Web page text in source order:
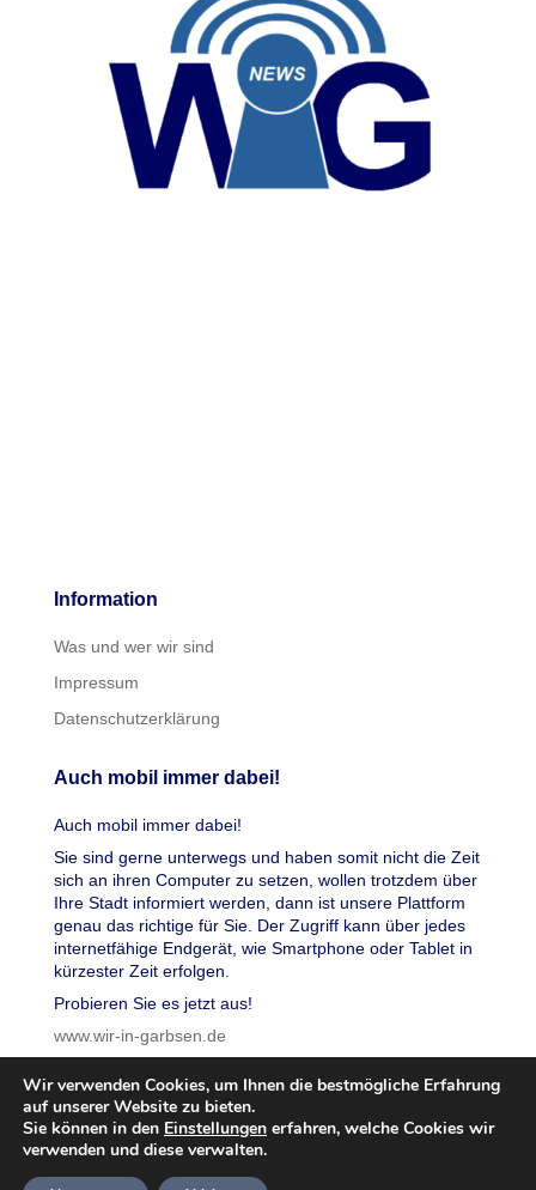
Information
Was und wer wir sind
Impressum
Datenschutzerklärung
Auch mobil immer dabei!
Auch mobil immer dabei!
Sie sind gerne unterwegs und haben somit nicht die Zeit
sich an ihren Computer zu setzen, wollen trotzdem über
Ihre Stadt informiert werden, dann ist unsere Plattform
genau das richtige für Sie. Der Zugriff kann über jedes
internetfähige Endgerät, wie Smartphone oder Tablet in
kürzester Zeit erfolgen.
Probieren Sie es jetzt aus!
www.wir-in-garbsen.de
© 2026 wir in garbsen, Inc. Alle Rechte vorbehalten
Wir verwenden Cookies, um Ihnen die bestmögliche Erfahrung
auf unserer Website zu bieten.
Sie können in den Einstellungen erfahren, welche Cookies wir
verwenden und diese verwalten.